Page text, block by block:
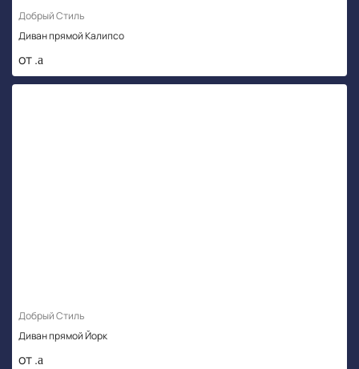
Добрый Стиль
Диван прямой Калипсо
от .
Добрый Стиль
Диван прямой Йорк
от .